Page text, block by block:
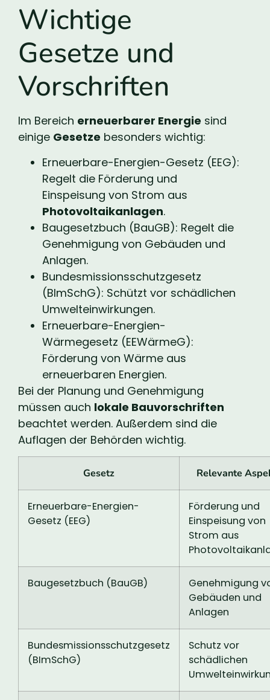
Wichtige
Gesetze und
Vorschriften
Im Bereich erneuerbarer Energie sind
einige Gesetze besonders wichtig:
Erneuerbare-Energien-Gesetz (EEG):
Regelt die Förderung und
Einspeisung von Strom aus
Photovoltaikanlagen.
Baugesetzbuch (BauGB): Regelt die
Genehmigung von Gebäuden und
Anlagen.
Bundesmissionsschutzgesetz
(BImSchG): Schützt vor schädlichen
Umwelteinwirkungen.
Erneuerbare-Energien-
Wärmegesetz (EEWärmeG):
Förderung von Wärme aus
erneuerbaren Energien.
Bei der Planung und Genehmigung
müssen auch lokale Bauvorschriften
beachtet werden. Außerdem sind die
Auflagen der Behörden wichtig.
Gesetz Relevante
Erneuerbare-Energien-
Gesetz (EEG)
Förderung und
Einspeisung von
Strom aus
Baugesetzbuch (BauGB)
Genehmigung
Gebäuden und
Anlagen
Bundesmissionsschutzgesetz
(BImSchG)
Schutz vor
schädlichen